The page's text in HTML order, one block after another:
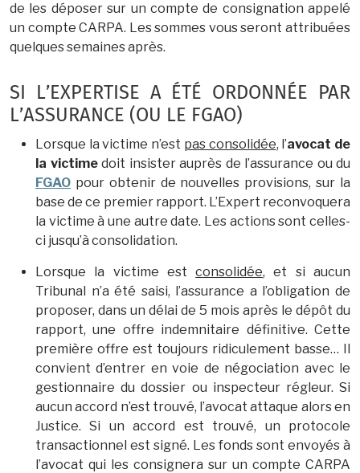
de les déposer sur un compte de consignation appelé
un compte CARPA. Les sommes vous seront attribuées
quelques semaines après.
SI L’EXPERTISE A ÉTÉ ORDONNÉE PAR
L’ASSURANCE (OU LE FGAO)
Lorsque la victime n’est pas consolidée, l’avocat de
la victimedoit insister auprès de l’assurance ou du
FGAO pour obtenir de nouvelles provisions, sur la
base de ce premier rapport. L’Expert reconvoquera
la victime à une autre date. Les actions sont celles-
ci jusqu’à consolidation.
Lorsque la victime estconsolidée, et si aucun
Tribunal n’a été saisi, l’assurance a l’obligation de
proposer, dans un délai de 5 mois après le dépôt du
rapport, une offre indemnitaire définitive. Cette
première offre est toujours ridiculement basse… Il
convient d’entrer en voie de négociation avec le
gestionnaire du dossier ou inspecteur régleur. Si
aucun accord n’est trouvé, l’avocat attaque alors en
Justice. Si un accord est trouvé, un protocole
transactionnel est signé. Les fonds sont envoyés à
l’avocat qui les consignera sur un compte CARPA